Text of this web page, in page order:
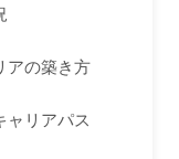
アの築き方
ャリアパス